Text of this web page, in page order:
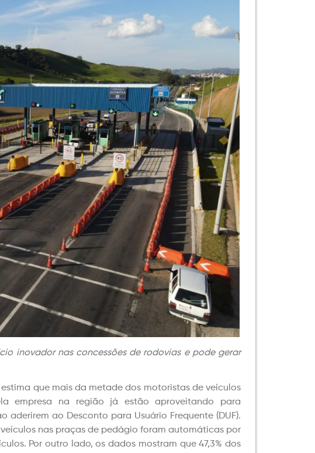
inovador nas concessões de rodovias e pode gerar
estima que mais da metade dos motoristas de veículos
empresa na região já estão aproveitando para
ao Desconto para Usuário Frequente (DUF).
veículos nas praças de pedágio foram automáticas por
Por outro lado, os dados mostram que 47,3% dos